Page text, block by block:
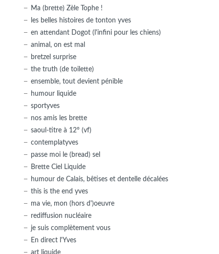
Ma (brette) Zèle Tophe !
les belles histoires de tonton yves
en attendant Dogot (l'infini pour les chiens)
animal, on est mal
bretzel surprise
the truth (de toilette)
ensemble, tout devient pénible
humour liquide
sportyves
nos amis les brette
saoul-titre à 12° (vf)
contemplatyves
passe moi le (bread) sel
Brette Ciel Liquide
humour de Calais, bêtises et dentelle décalées
this is the end yves
ma vie, mon (hors d')oeuvre
rediffusion nucléaire
je suis complètement vous
En direct l'Yves
art liquide